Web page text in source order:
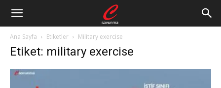
Ana Sayfa Etiketler Military exercise
Etiket: military exercise